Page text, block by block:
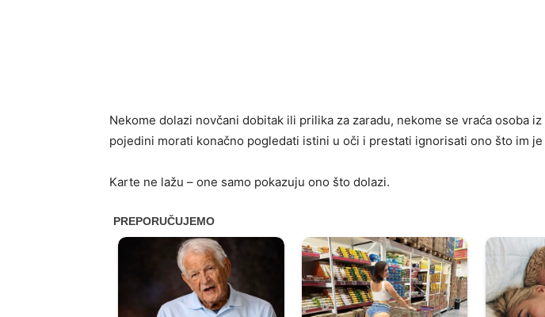
Nekome dolazi novčani dobitak ili prilika za zaradu, nekome se vraća osoba
pojedini morati konačno pogledati istini u oči i prestati ignorisati ono što im je
Karte ne lažu – one samo pokazuju ono što dolazi.